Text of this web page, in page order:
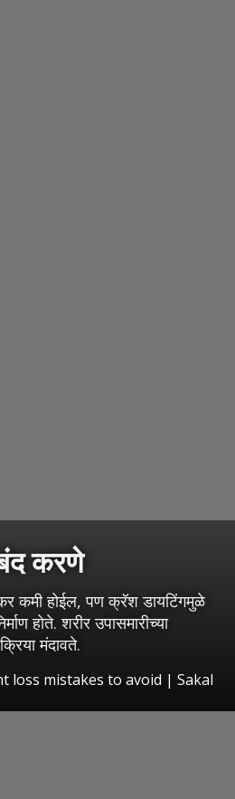
करणे
कमी होईल, पण क्रॅश डायटिंगमुळे
होते. शरीर उपासमारीच्या
मंदावते.
loss mistakes to avoid | Sakal